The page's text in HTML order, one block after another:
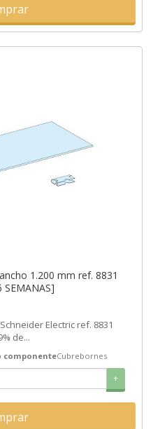
1.200 mm ref. 8831
SEMANAS]
Electric ref. 8831
de...
componenteCubrebornes
+